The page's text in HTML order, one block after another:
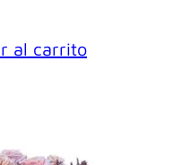
al carrito